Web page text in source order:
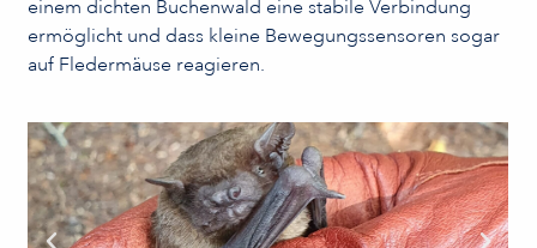
einem dichten Buchenwald eine stabile Verbindung
ermöglicht und dass kleine Bewegungssensoren sogar
auf Fledermäuse reagieren.